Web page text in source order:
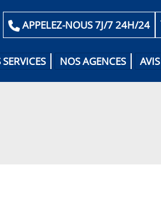
APPELEZ-NOUS 7J/7 24H/24
NOS AGENCES